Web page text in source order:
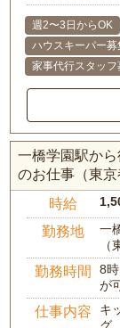
週2〜3日からOK
ハウスキーパー募
家事代行スタッフ
一橋学園駅か
のお仕事（東京
時給
勤務地
一
勤務時間
8
が
仕事内容
キ